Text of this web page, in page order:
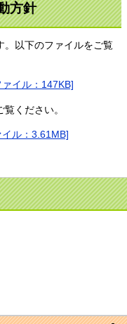
方針
。以下のファイルをご覧
イル：147KB]
ください。
ル：3.61MB]